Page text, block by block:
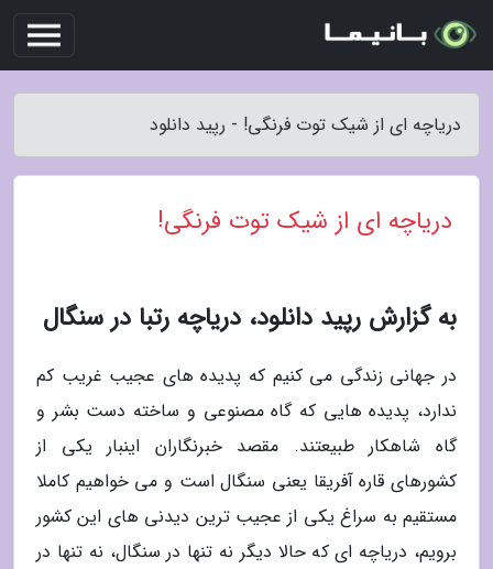
دریاچه ای از شیک توت فرنگی! - رپید دانلود
دریاچه ای از شیک توت فرنگی!
به گزارش رپید دانلود، دریاچه رتبا در سنگال
در جهانی زندگی می کنیم که پدیده های عجیب غریب کم
ندارد، پدیده هایی که گاه مصنوعی و ساخته دست بشر و
گاه شاهکار طبیعتند. مقصد خبرنگاران اینبار یکی از
کشورهای قاره آفریقا یعنی سنگال است و می خواهیم کاملا
مستقیم به سراغ یکی از عجیب ترین دیدنی های این کشور
برویم، دریاچه ای که حالا دیگر نه تنها در سنگال، نه تنها در